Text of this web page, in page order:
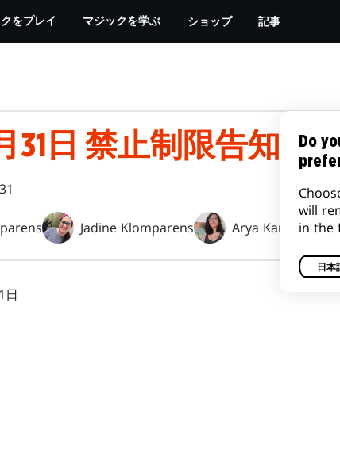
をプレイ マジックを学ぶ ショップ 記事
31日 禁止制限告知
Jadine Klomparens Arya
日
Do
will
in the
日本